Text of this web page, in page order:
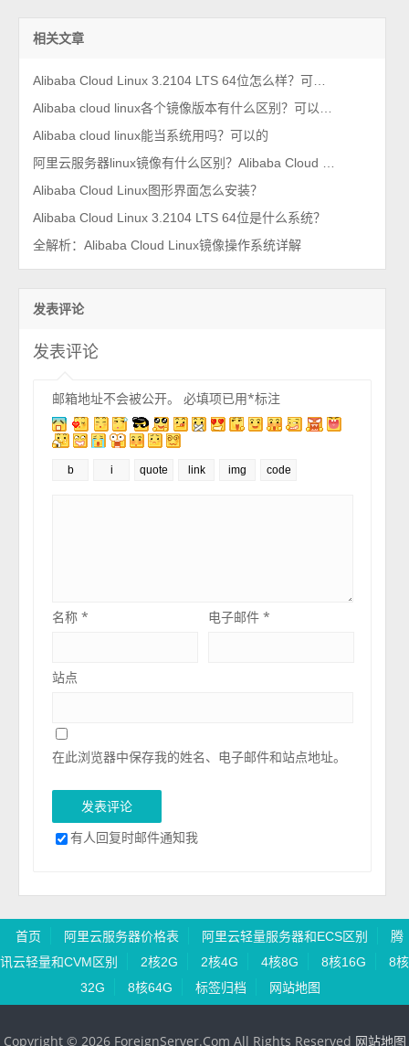
相关文章
Alibaba Cloud Linux 3.2104 LTS 64位怎么样？可以当系统吗？
Alibaba cloud linux各个镜像版本有什么区别？可以当系统使用吗？
Alibaba cloud linux能当系统用吗？可以的
阿里云服务器linux镜像有什么区别？Alibaba Cloud Linux、Anolis、CentOS及Ubuntu等
Alibaba Cloud Linux图形界面怎么安装？
Alibaba Cloud Linux 3.2104 LTS 64位是什么系统？
全解析：Alibaba Cloud Linux镜像操作系统详解
发表评论
发表评论
邮箱地址不会被公开。 必填项已用*标注
名称* 电子邮件*
站点
在此浏览器中保存我的姓名、电子邮件和站点地址。
有人回复时邮件通知我
首页 阿里云服务器价格表 阿里云轻量服务器和ECS区别
腾
讯云轻量和CVM区别
2核2G 2核4G 4核8G 8核16G
8核
32G
8核64G 标签归档 网站地图
Copyright © 2026 ForeignServer.Com All Rights Reserved 网站地图